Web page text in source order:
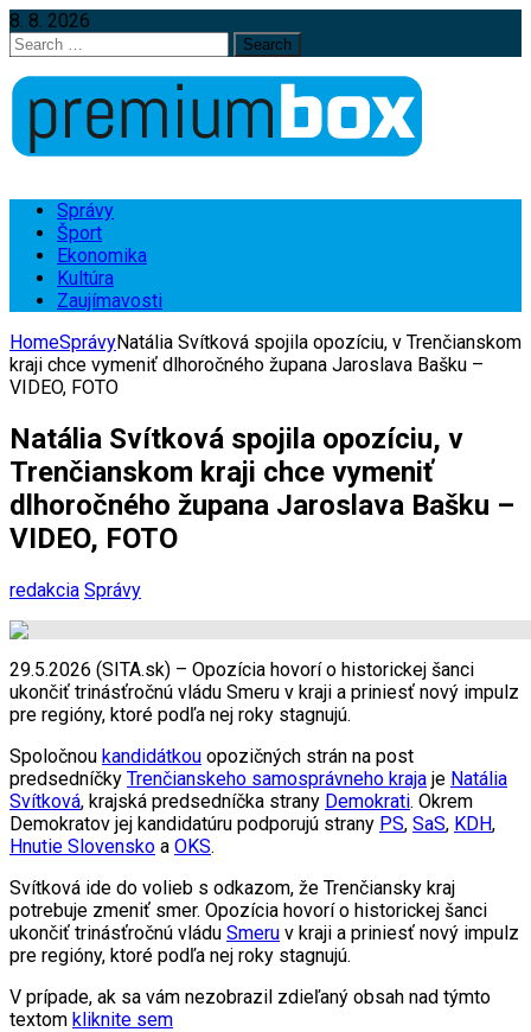
8. 8. 2026
Search
for:
Správy
Šport
Ekonomika
Kultúra
Zaujímavosti
HomeSprávyNatália Svítková spojila opozíciu, v Trenčianskom
kraji chce vymeniť dlhoročného župana Jaroslava Bašku –
VIDEO, FOTO
Natália Svítková spojila opozíciu, v
Trenčianskom kraji chce vymeniť
dlhoročného župana Jaroslava Bašku –
VIDEO, FOTO
redakcia Správy
29.5.2026 (SITA.sk) – Opozícia hovorí o historickej šanci
ukončiť trinásťročnú vládu Smeru v kraji a priniesť nový impulz
pre regióny, ktoré podľa nej roky stagnujú.
Spoločnou kandidátkou opozičných strán na post
predsedníčky Trenčianskeho samosprávneho kraja je Natália
Svítková, krajská predsedníčka strany Demokrati. Okrem
Demokratov jej kandidatúru podporujú strany PS, SaS, KDH,
Hnutie Slovensko a OKS.
Svítková ide do volieb s odkazom, že Trenčiansky kraj
potrebuje zmeniť smer. Opozícia hovorí o historickej šanci
ukončiť trinásťročnú vládu Smeru v kraji a priniesť nový impulz
pre regióny, ktoré podľa nej roky stagnujú.
V prípade, ak sa vám nezobrazil zdieľaný obsah nad týmto
textom kliknite sem